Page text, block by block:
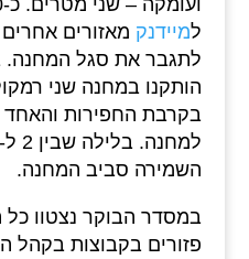
למיידנק מאזורים אחרים
הותקנו במחנה שני
בקרבת החפירות
השמירה סביב המחנה.
במסדר הבוקר נצטוו כל
פזורים בקבוצות בקהל